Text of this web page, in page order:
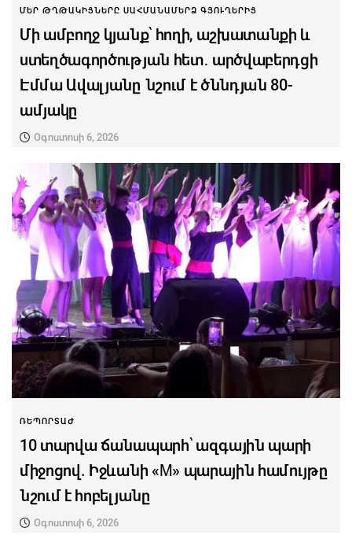
ՄԵՐ ԹՂԹԱԿԻՑՆԵՐԸ ՍԱՀՄԱՆԱՄԵՐՁ ԳՅՈՒՂԵՐԻՑ
Մի ամբողջ կյանք՝ հողի, աշխատանքի և
ստեղծագործության հետ․ արծվաբերդցի
Էմմա Ավալյանը նշում է ծննդյան 80-
ամյակը
Օգոստոսի 6, 2026
ՌԵՊՈՐՏԱԺ
10 տարվա ճանապարհ՝ ազգային պարի
միջոցով. Իջևանի «M» պարային համույթը
նշում է հոբելյանը
Օգոստոսի 6, 2026